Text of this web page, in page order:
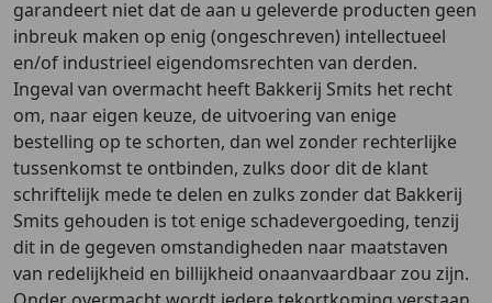
garandeert niet dat de aan u geleverde producten geen
inbreuk maken op enig (ongeschreven) intellectueel
en/of industrieel eigendomsrechten van derden.
Ingeval van overmacht heeft Bakkerij Smits het recht
om, naar eigen keuze, de uitvoering van enige
bestelling op te schorten, dan wel zonder rechterlijke
tussenkomst te ontbinden, zulks door dit de klant
schriftelijk mede te delen en zulks zonder dat Bakkerij
Smits gehouden is tot enige schadevergoeding, tenzij
dit in de gegeven omstandigheden naar maatstaven
van redelijkheid en billijkheid onaanvaardbaar zou zijn.